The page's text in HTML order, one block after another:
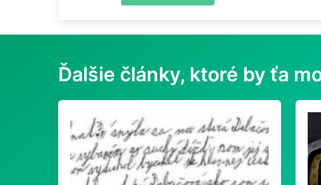
Ďalšie články, ktoré by ťa